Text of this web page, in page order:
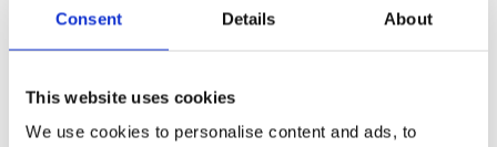
Consent Details About
This website uses cookies
We use cookies to personalise content and ads, to
rijeka i jezera u neposrednoj okolici nude tu mogućnost.
Ribolov na Gacki